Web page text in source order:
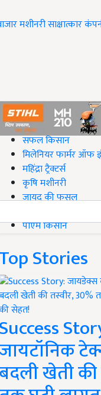
मशीनरीसाक्षात्कार
#Top on Krishi Jagran
सफल किसान
मिलेनियर फार्मर ऑफ
महिंद्रा ट्रैक्टर्स
कृषि मशीनरी
जायद की फसल
पीएम किसान
Top Stories
Success
खेती की